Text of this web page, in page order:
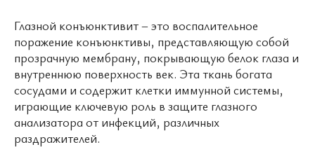
Глазной конъюнктивит – это воспалительное
поражение конъюнктивы, представляющую собой
прозрачную мембрану, покрывающую белок глаза и
внутреннюю поверхность век. Эта ткань богата
сосудами и содержит клетки иммунной системы,
играющие ключевую роль в защите глазного
анализатора от инфекций, различных
раздражителей.